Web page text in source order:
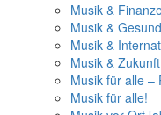
Musik &
Musik &
Musik &
Musik & Zukunft
Musik für alle –
Musik für alle!